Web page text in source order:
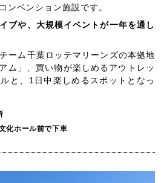
ンベンション施設です。
ブや、大規模イベントが一年を通し
ーム千葉ロッテマリーンズの本拠地
ム」、買い物が楽しめるアウトレッ
と、1日中楽しめるスポットとなっ
化ホール前で下車